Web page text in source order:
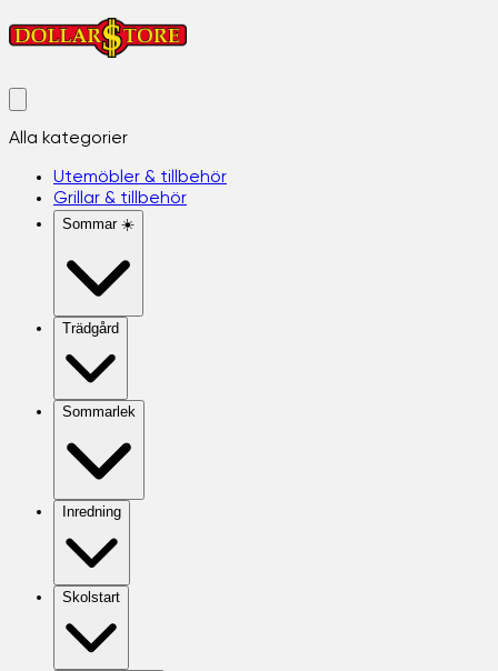
Alla kategorier
Utemöbler & tillbehör
Grillar & tillbehör
Sommar ☀️
Trädgård
Sommarlek
Inredning
Skolstart